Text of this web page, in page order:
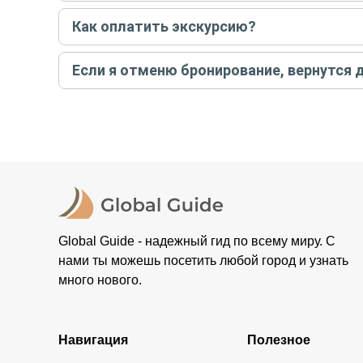
Если экскурсия индивидуальная, гид проведет
условий конкретной экскурсии.
Как оплатить экскурсию?
Создайте заказ на удобную дату и время, и
контакты организатора и точное место встречи.
Если я отменю бронирование, вернутся
Global Guide - надежный гид по всему миру. С
нами ты можешь посетить любой город и узнать
много нового.
Навигация Полезное